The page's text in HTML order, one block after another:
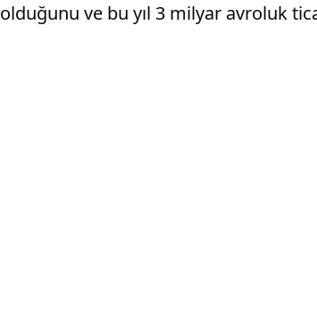
olduğunu ve bu yıl 3 milyar avroluk